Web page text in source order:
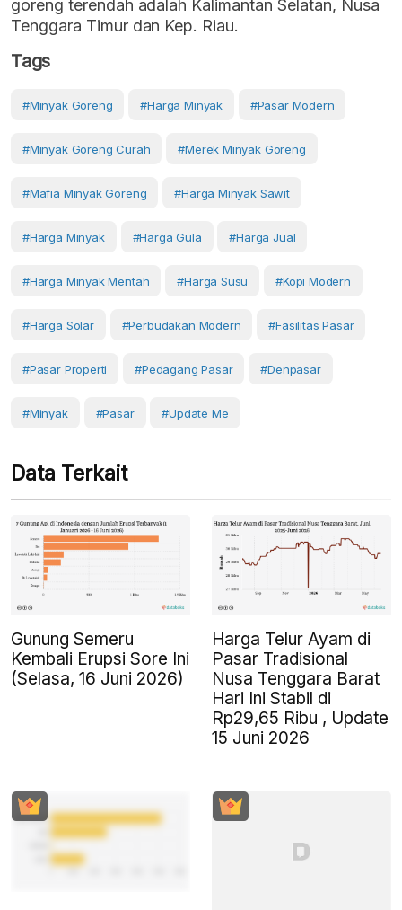
goreng terendah adalah Kalimantan Selatan, Nusa
Tenggara Timur dan Kep. Riau.
Tags
#Minyak Goreng #Harga Minyak #Pasar Modern
#minyak Goreng Curah #merek Minyak Goreng
#mafia Minyak Goreng #harga Minyak Sawit
#Harga Minyak #harga Gula #Harga Jual
#harga Minyak Mentah #harga Susu #kopi Modern
#harga Solar #perbudakan Modern #fasilitas Pasar
#Pasar Properti #Pedagang Pasar #Denpasar
#Minyak #Pasar #Update Me
Data Terkait
Gunung Semeru
Kembali Erupsi Sore Ini
(Selasa, 16 Juni 2026)
Harga Telur Ayam di
Pasar Tradisional
Nusa Tenggara Barat
Hari Ini Stabil di
Rp29,65 Ribu , Update
15 Juni 2026